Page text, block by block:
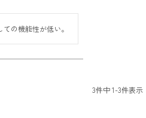
の機能性が低い。
3件中1-3件表示